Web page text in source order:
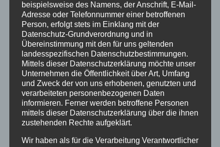
Unterkunft
Ferienhotel
5-Raum-Fewo-3-6P
4-Raum-Fewo 4-6P
4-Raum-Fewo 3-5P
4-Raum-Fewo 4P
3-Raum-Fewo 2-4P
3-Raum-Fewo 2-3P
2-Raum-Fewo 2P
beispielsweise des Namens, der Anschrift, E-Mail-
Adresse oder Telefonnummer einer betroffenen
Person, erfolgt stets im Einklang mit der
Datenschutz-Grundverordnung und in
Übereinstimmung mit den für uns geltenden
landesspezifischen Datenschutzbestimmungen.
Mittels dieser Datenschutzerklärung möchte unser
Unternehmen die Öffentlichkeit über Art, Umfang
und Zweck der von uns erhobenen, genutzten und
verarbeiteten personenbezogenen Daten
informieren. Ferner werden betroffene Personen
mittels dieser Datenschutzerklärung über die ihnen
zustehenden Rechte aufgeklärt.
Wir haben als für die Verarbeitung Verantwortlicher